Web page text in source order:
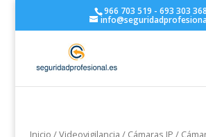
966 703 519 - 693 303 368
Inicio /Videovigilancia / Cámaras IP /